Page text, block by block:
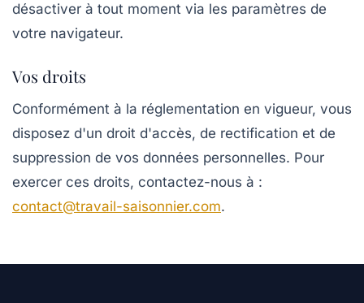
désactiver à tout moment via les paramètres de
votre navigateur.
Vos droits
Conformément à la réglementation en vigueur, vous
disposez d'un droit d'accès, de rectification et de
suppression de vos données personnelles. Pour
exercer ces droits, contactez-nous à :
contact@travail-saisonnier.com.